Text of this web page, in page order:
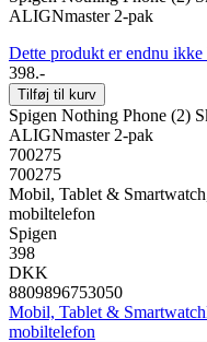
ALIGNmaster 2-pak
Dette produkt er endnu ikke
398.-
Tilføj til kurv
Spigen Nothing Phone (2)
ALIGNmaster 2-pak
700275
700275
Mobil, Tablet &
mobiltelefon
Spigen
398
DKK
8809896753050
Mobil, Tablet & Smartwatch
mobiltelefon